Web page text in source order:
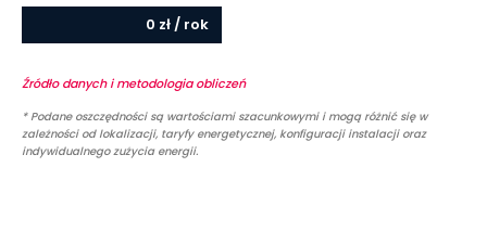
0 zł / rok
Źródło danych i metodologia obliczeń
* Podane oszczędności są wartościami szacunkowymi i mogą różnić się w
zależności od lokalizacji, taryfy energetycznej, konfiguracji instalacji oraz
indywidualnego zużycia energii.